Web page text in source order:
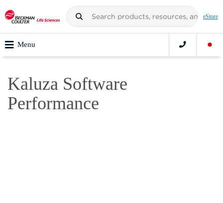
eStore
Menu
Kaluza Software
Performance